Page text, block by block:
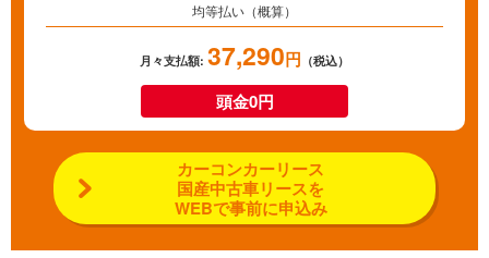
均等払い（概算）
月々支払額: 37,290円 （税込）
頭金0円
カーコンカーリース
国産中古車リースを
WEBで事前に申込み